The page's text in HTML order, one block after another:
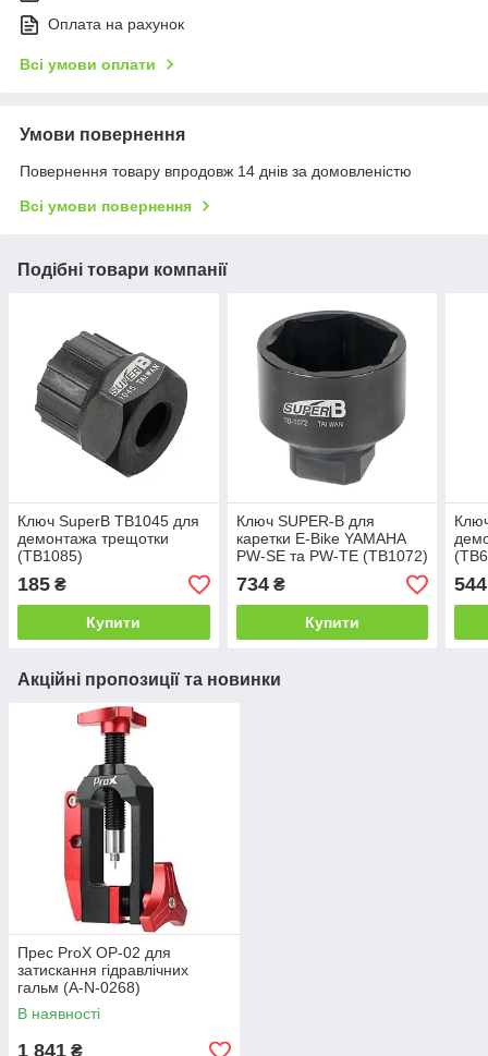
Оплата на рахунок
Всі умови оплати
Умови повернення
Повернення товару впродовж 14 днів за домовленістю
Всі умови повернення
Подібні товари компанії
Ключ SuperB TB1045 для
демонтажа трещотки
(TB1085)
185 ₴
Купити
Ключ SUPER-B для
каретки Е-Bike YAMAHA
PW-SE та PW-TE (TB1072)
734₴
Купити
544
Акційні пропозиції та новинки
Прес ProX OP-02 для
затискання гідравлічних
гальм (A-N-0268)
В наявності
1 841 ₴